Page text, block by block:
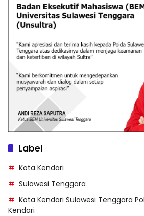
Label
Kota Kendari
Sulawesi Tenggara
Kota Kendari Sulawesi Tenggara
Kendari